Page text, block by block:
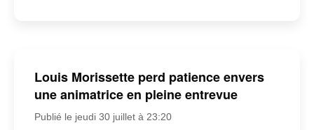
Louis Morissette perd patience envers
une animatrice en pleine entrevue
Publié le jeudi 30 juillet à 23:20